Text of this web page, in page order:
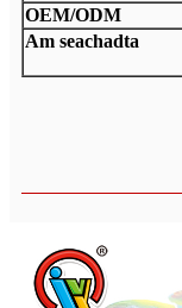
OEM/ODM
Am seachadta